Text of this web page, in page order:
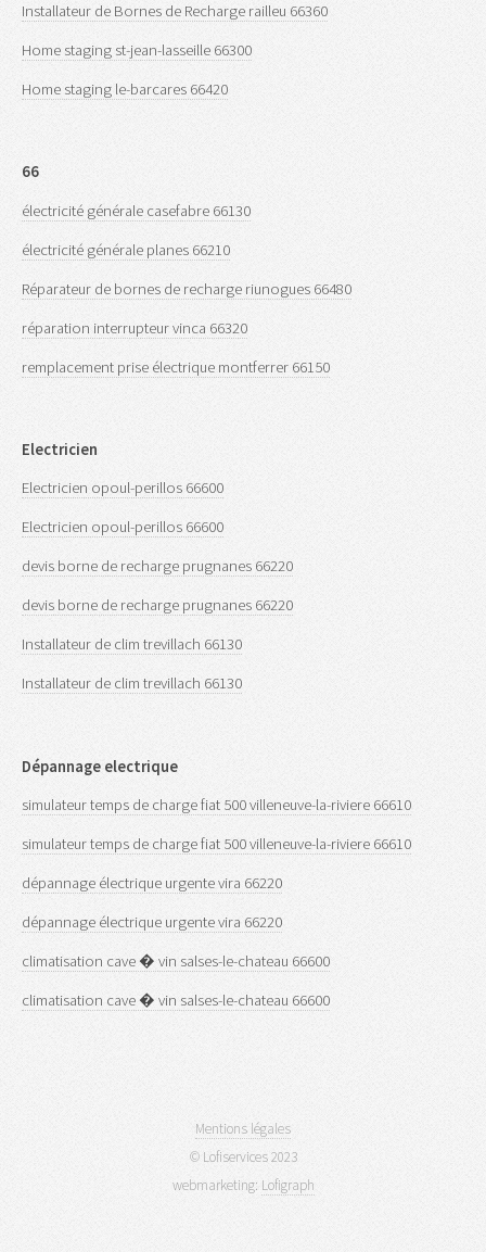
Installateur de Bornes de Recharge railleu 66360
Home staging st-jean-lasseille 66300
Home staging le-barcares 66420
66
électricité générale casefabre 66130
électricité générale planes 66210
Réparateur de bornes de recharge riunogues 66480
réparation interrupteur vinca 66320
remplacement prise électrique montferrer 66150
Electricien
Electricien opoul-perillos 66600
Electricien opoul-perillos 66600
devis borne de recharge prugnanes 66220
devis borne de recharge prugnanes 66220
Installateur de clim trevillach 66130
Installateur de clim trevillach 66130
Dépannage electrique
simulateur temps de charge fiat 500 villeneuve-la-riviere 66610
simulateur temps de charge fiat 500 villeneuve-la-riviere 66610
dépannage électrique urgente vira 66220
dépannage électrique urgente vira 66220
climatisation cave � vin salses-le-chateau 66600
climatisation cave � vin salses-le-chateau 66600
Mentions légales
© Lofiservices 2023
webmarketing: Lofigraph